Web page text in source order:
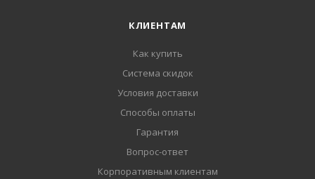
КЛИЕНТАМ
Как купить
Система скидок
Условия доставки
Способы оплаты
Гарантия
Вопрос-ответ
Корпоративным клиентам